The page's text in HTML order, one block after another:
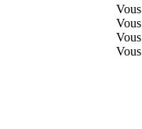
Vous
Vous
Vous
Vous